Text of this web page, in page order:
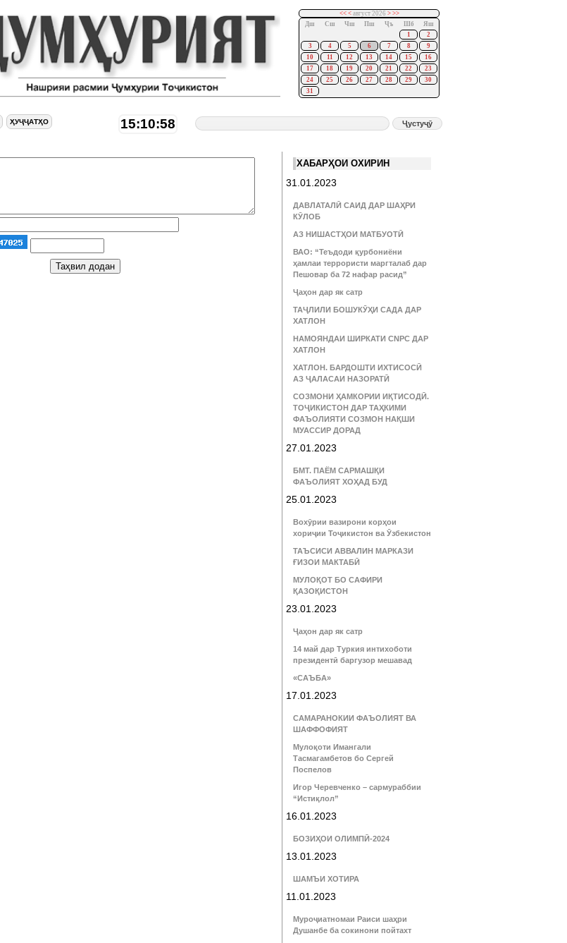
<< <август 2026 > >>
Дш
Сш Чш Пш Ҷъ Шб
Яш
1
2
3
4 5 6 7 8
9
10
11 12 13 14 15
16
17
18 19 20 21 22
23
24
25 26 27 28 29
30
31
ҲУҶҶАТҲО 15:10:58
ХАБАРҲОИ ОХИРИН
31.01.2023
ДАВЛАТАЛӢ САИД ДАР ШАҲРИ
КӮЛОБ
АЗ НИШАСТҲОИ МАТБУОТӢ
ВАО: “Теъдоди қурбониёни
ҳамлаи террористи маргталаб дар
Пешовар ба 72 нафар расид”
Ҷаҳон дар як сатр
ТАҶЛИЛИ БОШУКӮҲИ САДА ДАР
ХАТЛОН
НАМОЯНДАИ ШИРКАТИ CNPC ДАР
ХАТЛОН
ХАТЛОН. БАРДОШТИ ИХТИСОСӢ
АЗ ҶАЛАСАИ НАЗОРАТӢ
СОЗМОНИ ҲАМКОРИИ ИҚТИСОДӢ.
ТОҶИКИСТОН ДАР ТАҲКИМИ
ФАЪОЛИЯТИ СОЗМОН НАҚШИ
МУАССИР ДОРАД
27.01.2023
БМТ. ПАЁМ САРМАШҚИ
ФАЪОЛИЯТ ХОҲАД БУД
25.01.2023
Вохӯрии вазирони корҳои
хориҷии Тоҷикистон ва Ӯзбекистон
ТАЪСИСИ АВВАЛИН МАРКАЗИ
ҒИЗОИ МАКТАБӢ
МУЛОҚОТ БО САФИРИ
ҚАЗОҚИСТОН
23.01.2023
Ҷаҳон дар як сатр
14 май дар Туркия интихоботи
президентӣ баргузор мешавад
«САЪБА»
17.01.2023
САМАРАНОКИИ ФАЪОЛИЯТ ВА
ШАФФОФИЯТ
Мулоқоти Имангали
Тасмагамбетов бо Сергей
Поспелов
Игор Черевченко – сармураббии
“Истиқлол”
16.01.2023
БОЗИҲОИ ОЛИМПӢ-2024
13.01.2023
ШАМЪИ ХОТИРА
11.01.2023
Муроҷиатномаи Раиси шаҳри
Душанбе ба сокинони пойтахт